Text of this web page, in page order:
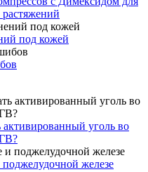
под кожей
уголь во
железе